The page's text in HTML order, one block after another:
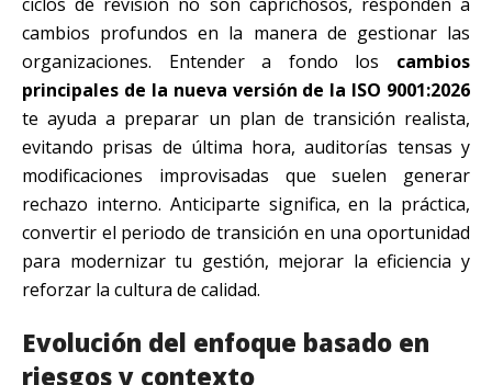
cambios profundos en la manera de gestionar las
organizaciones. Entender a fondo los cambios
principales de la nueva versión de la ISO 9001:2026
te ayuda a preparar un plan de transición realista,
evitando prisas de última hora, auditorías tensas y
modificaciones improvisadas que suelen generar
rechazo interno. Anticiparte significa, en la práctica,
convertir el periodo de transición en una oportunidad
para modernizar tu gestión, mejorar la eficiencia y
reforzar la cultura de calidad.
Evolución del enfoque basado en
riesgos y contexto